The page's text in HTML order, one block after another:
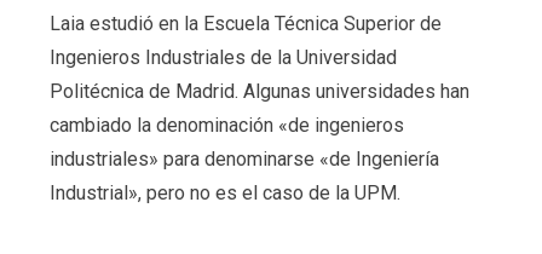
Laia estudió en la Escuela Técnica Superior de
Ingenieros Industriales de la Universidad
Politécnica de Madrid. Algunas universidades han
cambiado la denominación «de ingenieros
industriales» para denominarse «de Ingeniería
Industrial», pero no es el caso de la UPM.